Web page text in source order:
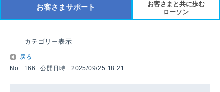
お客さまサポート
お客さまと共に歩む
ローソン
カテゴリー表示
戻る
No : 166
公開日時 : 2025/09/25 18:21